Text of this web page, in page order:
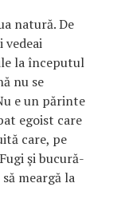
natură. De
la începutul
nu se
e un părinte
egoist care
care, pe
şi bucură-
meargă la